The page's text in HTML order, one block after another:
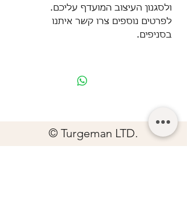
ולסגנון העיצוב המועדף עליכם.
לפרטים נוספים צרו קשר איתנו
בסניפים.
© Turgeman LTD.